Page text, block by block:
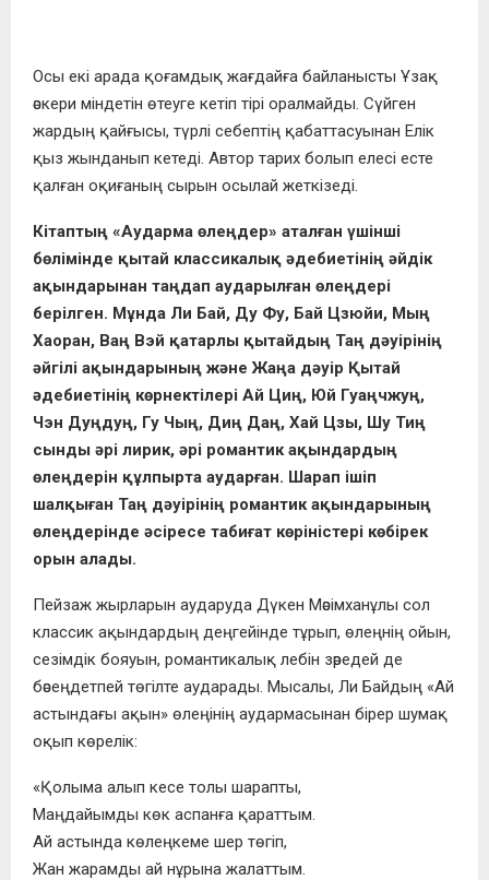
Осы екі арада қоғамдық жағдайға байланысты Ұзақ
әскери міндетін өтеуге кетіп тірі оралмайды. Сүйген
жардың қайғысы, түрлі себептің қабаттасуынан Елік
қыз жынданып кетеді. Автор тарих болып елесі есте
қалған оқиғаның сырын осылай жеткізеді.
Кітаптың «Аударма өлеңдер» аталған үшінші
бөлімінде қытай классикалық әдебиетінің әйдік
ақындарынан таңдап аударылған өлеңдері
берілген. Мұнда Ли Бай, Ду Фу, Бай Цзюйи, Мың
Хаоран, Ваң Вэй қатарлы қытайдың Таң дәуірінің
әйгілі ақындарының және Жаңа дәуір Қытай
әдебиетінің көрнектілері Ай Циң, Юй Гуаңчжуң,
Чэн Дуңдуң, Гу Чың, Диң Даң, Хай Цзы, Шу Тиң
сынды әрі лирик, әрі романтик ақындардың
өлеңдерін құлпырта аударған. Шарап ішіп
шалқыған Таң дәуірінің романтик ақындарының
өлеңдерінде әсіресе табиғат көріністері көбірек
орын алады.
Пейзаж жырларын аударуда Дүкен Мәсімханұлы сол
классик ақындардың деңгейінде тұрып, өлеңнің ойын,
сезімдік бояуын, романтикалық лебін зәредей де
бәсеңдетпей төгілте аударады. Мысалы, Ли Байдың «Ай
астындағы ақын» өлеңінің аудармасынан бірер шумақ
оқып көрелік:
«Қолыма алып кесе толы шарапты,
Маңдайымды көк аспанға қараттым.
Ай астында көлеңкеме шер төгіп,
Жан жарамды ай нұрына жалаттым.